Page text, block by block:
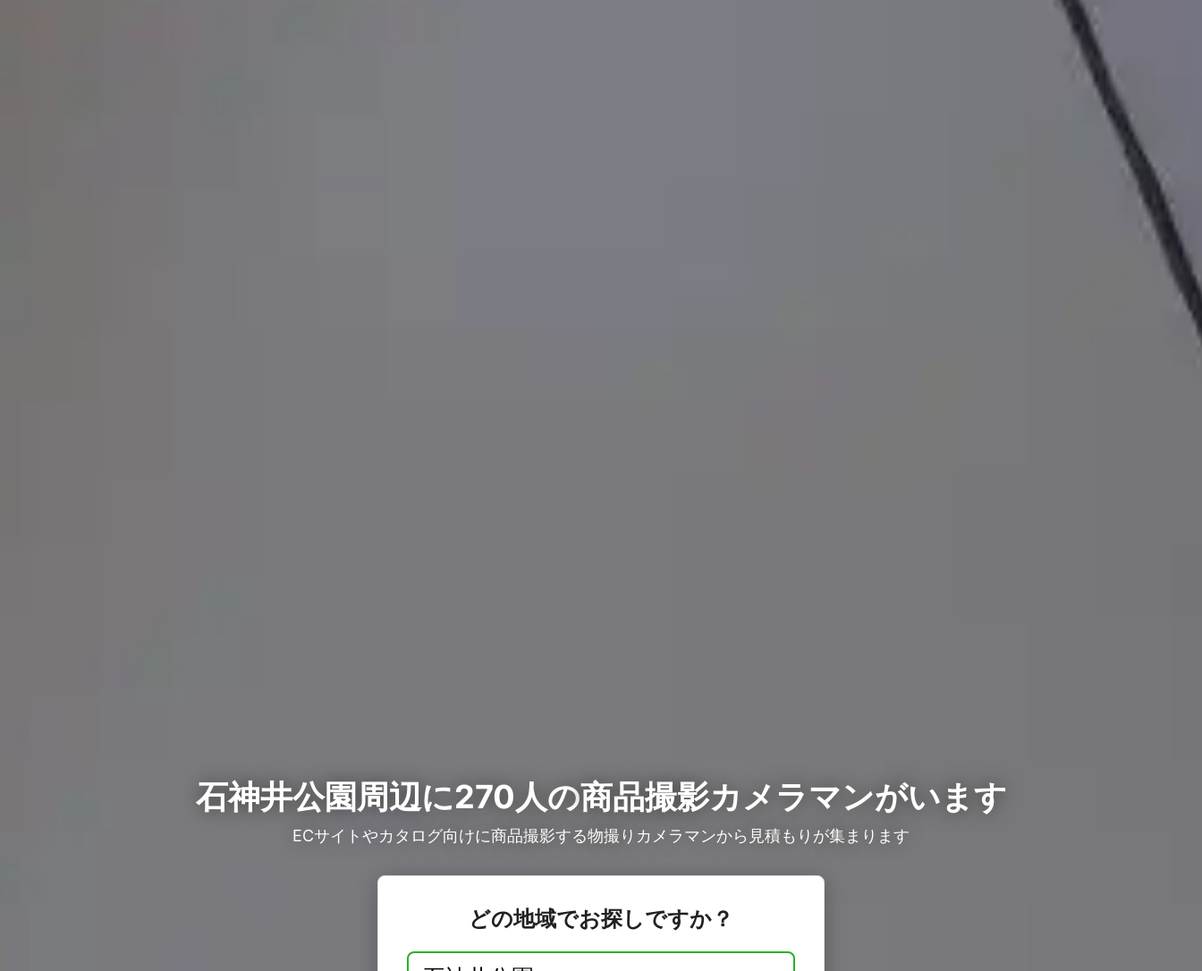
石神井公園周辺に270人の商品撮影カメラマンがいます
ECサイトやカタログ向けに商品撮影する物撮りカメラマンから見積もりが集まります
どの地域でお探しですか？